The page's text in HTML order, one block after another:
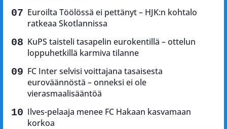
Euroilta Töölössä ei pettänyt – HJK:n kohtalo
ratkeaa Skotlannissa
KuPS taisteli tasapelin eurokentillä – ottelun
loppuhetkillä karmiva tilanne
FC Inter selvisi voittajana tasaisesta
euroväännöstä – onneksi ei ole
vierasmaalisääntöä
Ilves-pelaaja menee FC Hakaan kasvamaan
korkoa